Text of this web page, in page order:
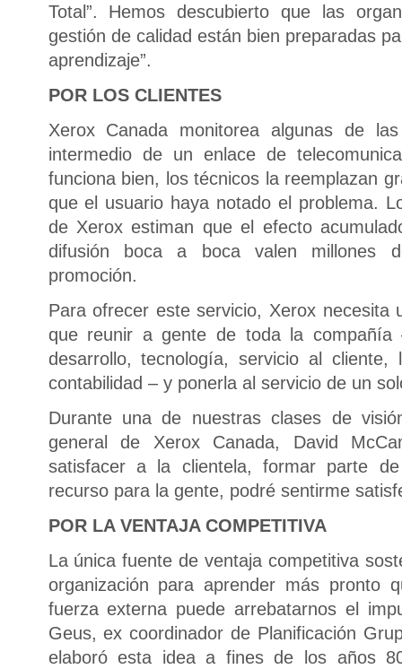
Total”. Hemos descubierto que las
gestión de calidad están bien preparadas
aprendizaje”.
POR LOS CLIENTES
Xerox Canada monitorea algunas de
intermedio de un enlace de
funciona bien, los técnicos la reemplazan
que el usuario haya notado el problema.
de Xerox estiman que el efecto
difusión boca a boca valen millones
promoción.
Para ofrecer este servicio, Xerox necesita
que reunir a gente de toda la compañía
desarrollo, tecnología, servicio al
contabilidad – y ponerla al servicio de un
Durante una de nuestras clases de
general de Xerox Canada, David
satisfacer a la clientela, formar parte
recurso para la gente, podré sentirme
POR LA VENTAJA COMPETITIVA
La única fuente de ventaja competitiva
organización para aprender más pronto
fuerza externa puede arrebatarnos el
Geus, ex coordinador de Planificación
elaboró esta idea a fines de los años